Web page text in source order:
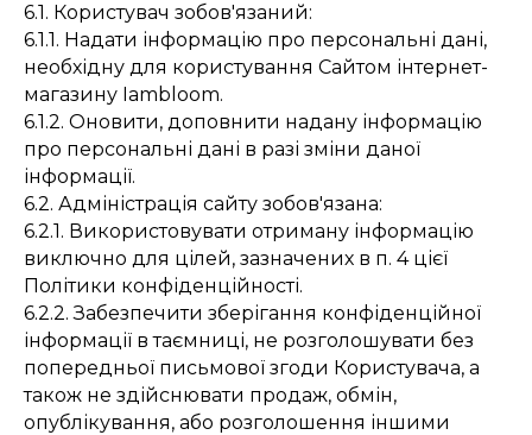
6.1. Користувач зобов'язаний:
6.1.1. Надати інформацію про персональні дані,
необхідну для користування Сайтом інтернет-
магазину Iambloom.
6.1.2. Оновити, доповнити надану інформацію
про персональні дані в разі зміни даної
інформації.
6.2. Адміністрація сайту зобов'язана:
6.2.1. Використовувати отриману інформацію
виключно для цілей, зазначених в п. 4 цієї
Політики конфіденційності.
6.2.2. Забезпечити зберігання конфіденційної
інформації в таємниці, не розголошувати без
попередньої письмової згоди Користувача, а
також не здійснювати продаж, обмін,
опублікування, або розголошення іншими